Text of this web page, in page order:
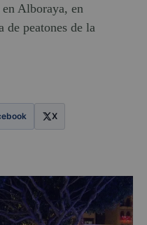
Alboraya, en
de peatones de la
X